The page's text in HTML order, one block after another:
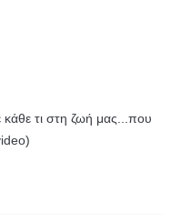
τι στη ζωή μας...που